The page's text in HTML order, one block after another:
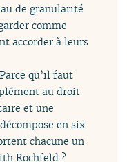
de granularité
comme
accorder à leurs
qu’il faut
au droit
et une
en six
chacune un
Rochfeld ?